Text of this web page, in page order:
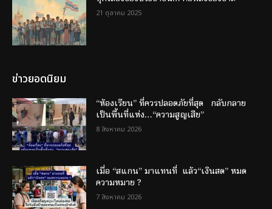
21 ตุลาคม 2025
ข่าวยอดนิยม
“ห้องเรียน” ที่ควรปลอดภัยที่สุด กลับกลาย
เป็นพื้นที่แห่ง…“ความสูญเสีย”
8 สิงหาคม 2026
เมื่อ “สแกน” มาแทนที่ แล้ว“เงินสด” หมด
ความหมาย ?
7 สิงหาคม 2026